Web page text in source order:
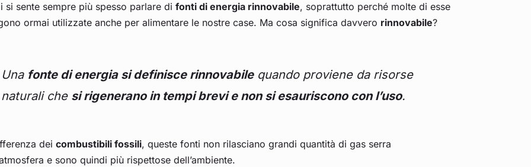
si sente sempre più spesso parlare di fonti di energia rinnovabile, soprattutto perché molte di esse
ormai utilizzate anche per alimentare le nostre case. Ma cosa significa davvero rinnovabile?
Una fonte di energia si definisce rinnovabilequando proviene da risorse
naturali che si rigenerano in tempi brevi e non si esauriscono con l’uso.
dei combustibili fossili, queste fonti non rilasciano grandi quantità di gas serra
e sono quindi più rispettose dell’ambiente.